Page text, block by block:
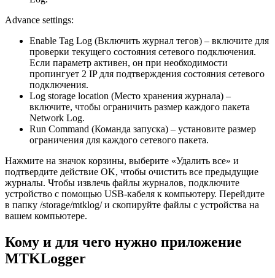
Advance settings:
Enable Tag Log (Включить журнал тегов) – включите для
проверки текущего состояния сетевого подключения.
Если параметр активен, он при необходимости
пропингует 2 IP для подтверждения состояния сетевого
подключения.
Log storage location (Место хранения журнала) –
включите, чтобы ограничить размер каждого пакета
Network Log.
Run Command (Команда запуска) – установите размер
ограничения для каждого сетевого пакета.
Нажмите на значок корзины, выберите «Удалить все» и
подтвердите действие OK, чтобы очистить все предыдущие
журналы. Чтобы извлечь файлы журналов, подключите
устройство с помощью USB-кабеля к компьютеру. Перейдите
в папку /storage/mtklog/ и скопируйте файлы с устройства на
вашем компьютере.
Кому и для чего нужно приложение
MTKLogger